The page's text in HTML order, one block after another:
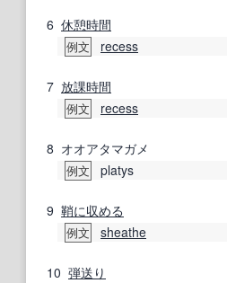
6 休憩時間
例文 recess
7 放課時間
例文 recess
8 オオアタマガメ
例文 platys
9 鞘に収める
例文 sheathe
10 弾送り